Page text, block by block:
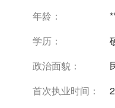
年龄：
学历：
政治面貌：
首次执业时间：